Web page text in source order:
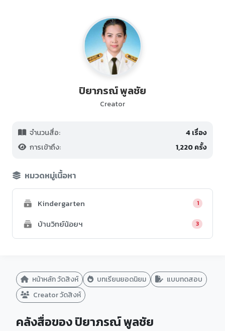
ปิยาภรณ์ พูลชัย
Creator
จำนวนสื่อ:
4 เรื่อง
การเข้าถึง:
1,220 ครั้ง
หมวดหมู่เนื้อหา
Kindergarten 1
บ้านวิทย์น้อยฯ 3
หน้าหลัก วัดสิงห์ บทเรียนยอดนิยม
แบบทดสอบ
Creator วัดสิงห์
คลังสื่อของ ปิยาภรณ์ พูลชัย